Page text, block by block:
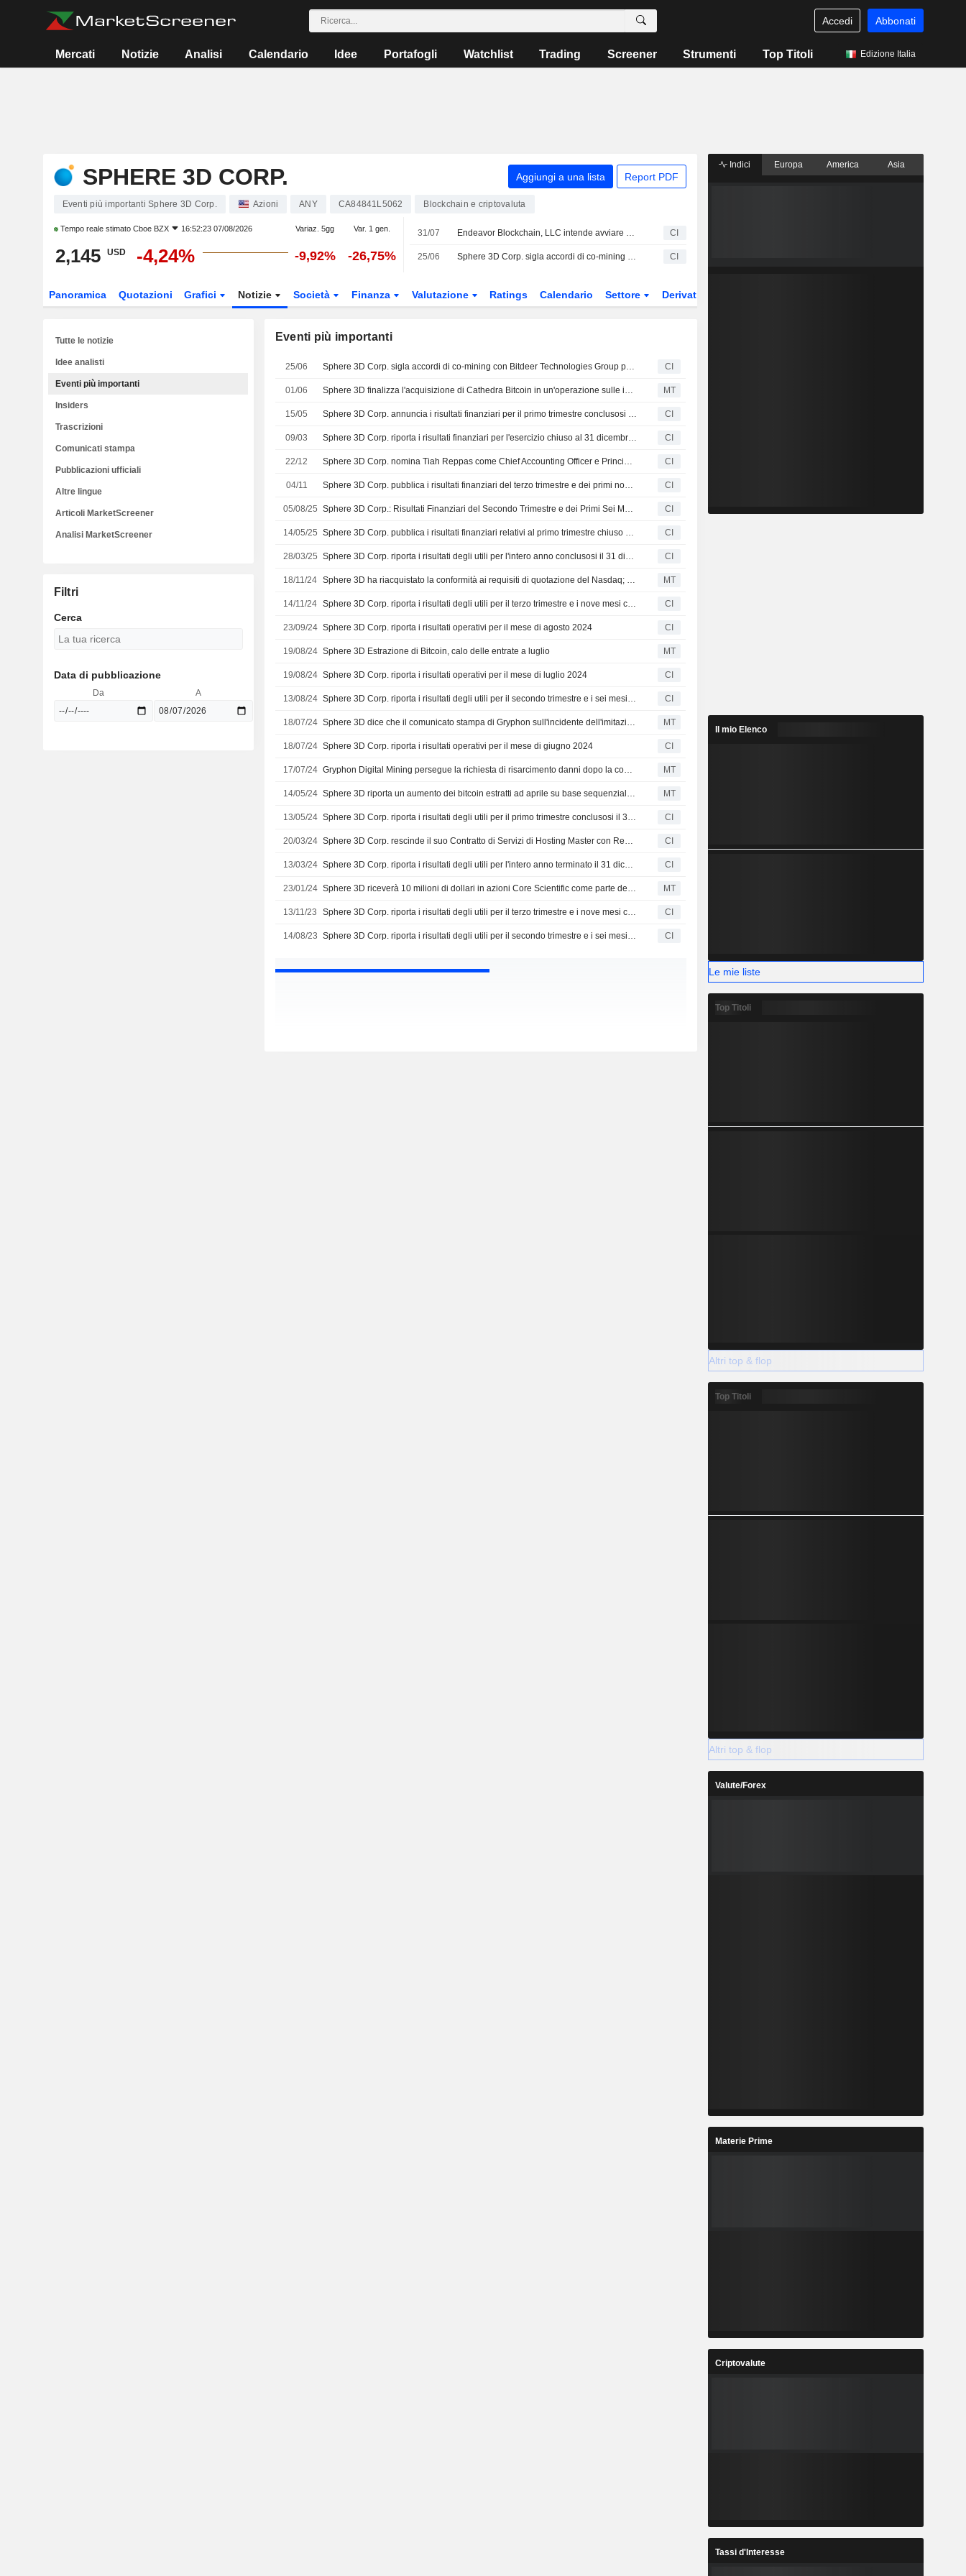
Accedi Abbonati
Mercati Notizie Analisi Calendario Idee Portafogli Watchlist Trading Screener Strumenti Top Titoli Edizione Italia
SPHERE 3D CORP. Aggiungi a una lista Report PDF
Eventi più importanti Sphere 3D Corp. Azioni ANY CA84841L5062 Blockchain e criptovaluta
Tempo reale stimato Cboe BZX 16:52:23 07/08/2026 Variaz. 5gg Var. 1 gen.
2,145 USD -4,24% -9,92% -26,75%
31/07 Endeavor Blockchain, LLC intende avviare un dialogo con Sphere 3D Corp CI
25/06 Sphere 3D Corp. sigla accordi di co-mining con Bitdeer Technologies Group per ospitare 30 megawatt di capacità nei propri data center CI
Panoramica Quotazioni Grafici Notizie Società Finanza Valutazione Ratings Calendario Settore Derivati
Eventi più importanti
25/06 Sphere 3D Corp. sigla accordi di co-mining con Bitdeer Technologies Group per ospitare 30 megawatt di capacità nei propri data center CI
01/06 Sphere 3D finalizza l'acquisizione di Cathedra Bitcoin in un'operazione sulle infrastrutture digitali MT
15/05 Sphere 3D Corp. annuncia i risultati finanziari per il primo trimestre conclusosi il 31 marzo 2026 CI
09/03 Sphere 3D Corp. riporta i risultati finanziari per l'esercizio chiuso al 31 dicembre 2025 CI
22/12 Sphere 3D Corp. nomina Tiah Reppas come Chief Accounting Officer e Principal Financial and Accounting Officer CI
04/11 Sphere 3D Corp. pubblica i risultati finanziari del terzo trimestre e dei primi nove mesi conclusi al 30 settembre 2025 CI
05/08/25 Sphere 3D Corp.: Risultati Finanziari del Secondo Trimestre e dei Primi Sei Mesi al 30 Giugno 2025 CI
14/05/25 Sphere 3D Corp. pubblica i risultati finanziari relativi al primo trimestre chiuso al 31 marzo 2025 CI
28/03/25 Sphere 3D Corp. riporta i risultati degli utili per l'intero anno conclusosi il 31 dicembre 2024 CI
18/11/24 Sphere 3D ha riacquistato la conformità ai requisiti di quotazione del Nasdaq; le azioni calano MT
14/11/24 Sphere 3D Corp. riporta i risultati degli utili per il terzo trimestre e i nove mesi conclusi il 30 settembre 2024 CI
23/09/24 Sphere 3D Corp. riporta i risultati operativi per il mese di agosto 2024 CI
19/08/24 Sphere 3D Estrazione di Bitcoin, calo delle entrate a luglio MT
19/08/24 Sphere 3D Corp. riporta i risultati operativi per il mese di luglio 2024 CI
13/08/24 Sphere 3D Corp. riporta i risultati degli utili per il secondo trimestre e i sei mesi conclusi il 30 giugno 2024 CI
18/07/24 Sphere 3D dice che il comunicato stampa di Gryphon sull'incidente dell'imitazione del CFO è 'fuorviante'. MT
18/07/24 Sphere 3D Corp. riporta i risultati operativi per il mese di giugno 2024 CI
17/07/24 Gryphon Digital Mining persegue la richiesta di risarcimento danni dopo la concessione di Sphere 3D MT
14/05/24 Sphere 3D riporta un aumento dei bitcoin estratti ad aprile su base sequenziale; le azioni aumentano MT
13/05/24 Sphere 3D Corp. riporta i risultati degli utili per il primo trimestre conclusosi il 31 marzo 2024 CI
20/03/24 Sphere 3D Corp. rescinde il suo Contratto di Servizi di Hosting Master con Rebel Mining Company, LLC CI
13/03/24 Sphere 3D Corp. riporta i risultati degli utili per l'intero anno terminato il 31 dicembre 2023 CI
23/01/24 Sphere 3D riceverà 10 milioni di dollari in azioni Core Scientific come parte dell'accordo di ristrutturazione MT
13/11/23 Sphere 3D Corp. riporta i risultati degli utili per il terzo trimestre e i nove mesi conclusi il 30 settembre 2023 CI
14/08/23 Sphere 3D Corp. riporta i risultati degli utili per il secondo trimestre e i sei mesi conclusi il 30 giugno 2023 CI
Tutte le notizie
Idee analisti
Eventi più importanti
Insiders
Trascrizioni
Comunicati stampa
Pubblicazioni ufficiali
Altre lingue
Articoli MarketScreener
Analisi MarketScreener
Filtri
Cerca
Data di pubblicazione
Da A
Indici Europa America Asia
Il mio Elenco
Le mie liste
Top Titoli
Altri top & flop
Top Titoli
Altri top & flop
Valute/Forex
Materie Prime
Criptovalute
Tassi d'Interesse